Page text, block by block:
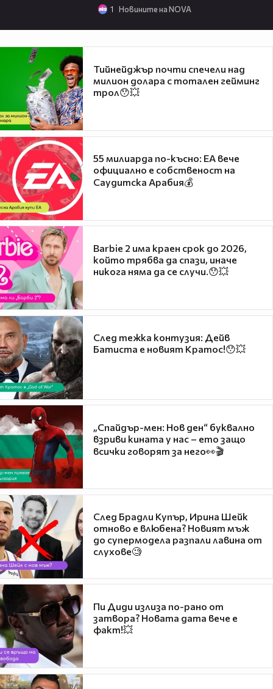
1 Новините на NOVA
Тийнейджър почти спечели над
милион долара с тотален гейминг
трол😯💥
55 милиарда по-късно: EA вече
официално е собственост на
Саудитска Арабия💰
Barbie 2 има краен срок до 2026,
който трябва да спази, иначе
никога няма да се случи.😯💥
След тежка контузия: Дейв
Батиста е новият Кратос!😯💥
„Спайдър-мен: Нов ден“ буквално
взриви кината у нас – ето защо
всички говорят за него👀🎬
След Брадли Купър, Ирина Шейк
отново е влюбена? Новият мъж
до супермодела разпали лавина от
слухове🧐
Пи Диди излиза по-рано от
затвора? Новата дата вече е
факт!💥